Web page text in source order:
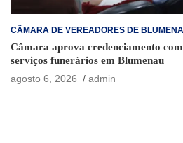
CÂMARA DE VEREADORES DE
Câmara aprova credenciamento
serviços funerários em Blumenau
agosto 6, 2026
admin